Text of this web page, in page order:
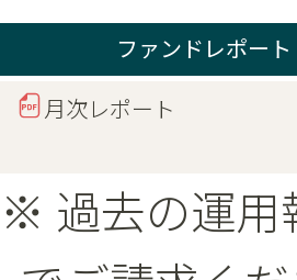
ファンドレポート
月次レポート
※ 過去の運用